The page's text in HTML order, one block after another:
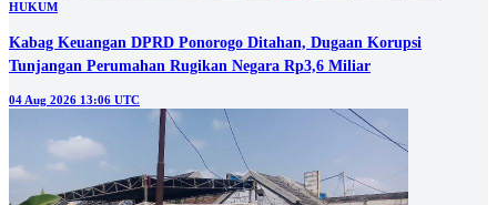
HUKUM
Kabag Keuangan DPRD Ponorogo Ditahan, Dugaan Korupsi
Tunjangan Perumahan Rugikan Negara Rp3,6 Miliar
04 Aug 2026 13:06 UTC